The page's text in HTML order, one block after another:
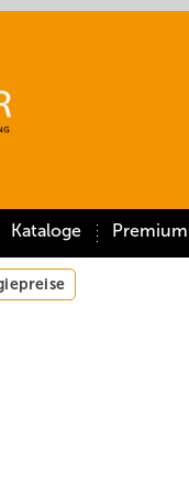
Kataloge Premium